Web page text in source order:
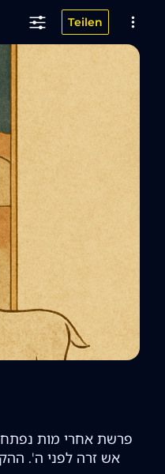
Teilen
פרשת אחרי מות
אש זרה לפני ה'.